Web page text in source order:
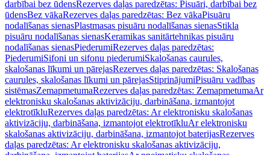
darbībai bez ūdensRezerves daļas paredzētas: Pisuāri, darbībai bez
ūdensBez vākaRezerves daļas paredzētas: Bez vākaPisuāru
nodalīšanas sienasPlastmasas pisuāru nodalīšanas sienasStikla
pisuāru nodalīšanas sienasKeramikas sanitārtehnikas pisuāru
nodalīšanas sienasPiederumiRezerves daļas paredzētas:
PiederumiSifoni un sifonu piederumiSkalošanas caurules,
skalošanas līkumi un pārejasRezerves daļas paredzētas: Skalošanas
caurules, skalošanas līkumi un pārejasStiprinājumiPisuāru vadības
sistēmasZemapmetumaRezerves daļas paredzētas: ZemapmetumaAr
elektronisku skalošanas aktivizāciju, darbināšana, izmantojot
elektrotīkluRezerves daļas paredzētas: Ar elektronisku skalošanas
aktivizāciju, darbināšana, izmantojot elektrotīkluAr elektronisku
skalošanas aktivizāciju, darbināšana, izmantojot baterijasRezerves
daļas paredzētas: Ar elektronisku skalošanas aktivizāciju,